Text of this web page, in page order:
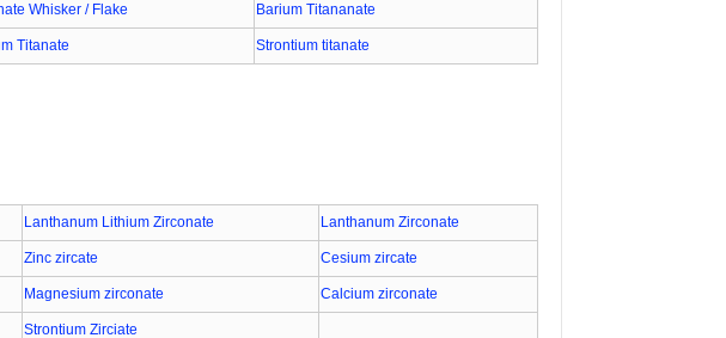
Whisker / Flake Barium Titananate
Titanate Strontium titanate
Lanthanum Lithium Zirconate Lanthanum Zirconate
Zinc zircate Cesium zircate
Magnesium zirconate Calcium zirconate
Strontium Zirciate